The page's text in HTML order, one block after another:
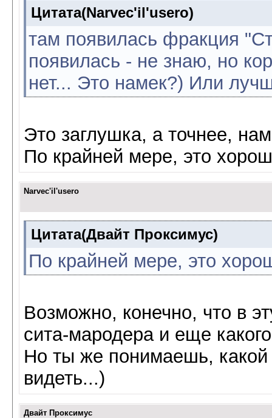
Цитата(Narvec'il'usero)
там появилась фракция
появилась - не знаю, но
нет... Это намек?) Или
Это заглушка, а точнее,
По крайней мере, это
Narvec'il'usero
Цитата(Двайт Проксимус)
По крайней мере, это
Возможно, конечно, что в
сита-мародера и еще
Но ты же понимаешь,
видеть...)
Двайт Проксимус